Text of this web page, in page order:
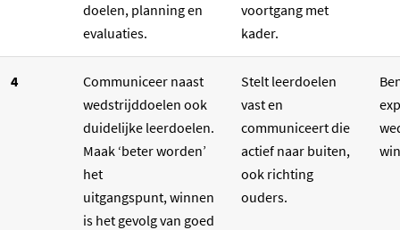
doelen, planning en
evaluaties.
voortgang met
kader.
4
Communiceer naast
wedstrijddoelen ook
duidelijke leerdoelen.
Maak ‘beter worden’
het
uitgangspunt, winnen
is het gevolg van goed
Stelt leerdoelen
vast en
communiceert die
actief naar buiten,
ook richting
ouders.